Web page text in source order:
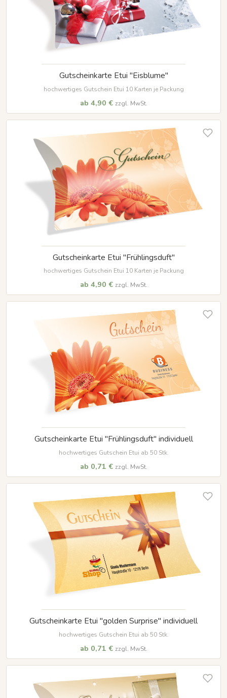
Gutscheinkarte Etui "Eisblume"
hochwertiges Gutschein Etui 10 Karten je Packung
ab 4,90 € zzgl. MwSt.
Gutscheinkarte Etui "Frühlingsduft"
hochwertiges Gutschein Etui 10 Karten je Packung
ab 4,90 € zzgl. MwSt.
Gutscheinkarte Etui "Frühlingsduft" individuell
hochwertiges Gutschein Etui ab 50 Stk.
ab 0,71 € zzgl. MwSt.
Gutscheinkarte Etui "golden Surprise" individuell
hochwertiges Gutschein Etui ab 50 Stk.
ab 0,71 € zzgl. MwSt.